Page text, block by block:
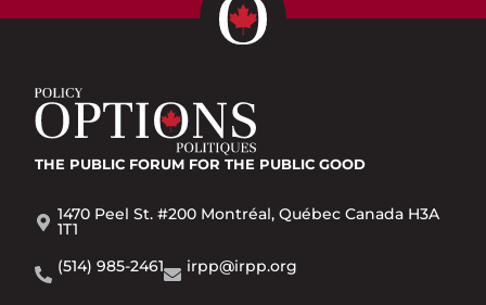
THE PUBLIC FORUM FOR THE PUBLIC GOOD
1470 Peel St. #200 Montréal, Québec Canada H3A
1T1
(514) 985-2461
irpp@irpp.org